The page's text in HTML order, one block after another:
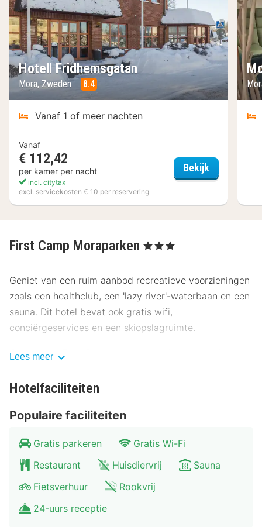
Hotell Fridhemsgatan
Mora, Zweden 8.4
Vanaf 1 of meer nachten
Vanaf
€ 112,42
per kamer per nacht
incl. citytax
excl. servicekosten € 10 per reservering
Bekijk
First Camp Moraparken , 3 Sterren
Geniet van een ruim aanbod recreatieve voorzieningen
zoals een healthclub, een 'lazy river'-waterbaan en een
sauna. Dit hotel bevat ook gratis wifi,
conciërgeservices en een skiopslagruimte.
Gasten van First Camp Moraparken kunnen genieten
snackbar/deli. Maak kennis met andere gasten tijdens
af met een drankje in een bar/lounge. Dagelijks kun je
Hotelstars Union kent in Zweden een officiële
sterrenclassificatie toe. Deze accommodatie heeft 3
stars toegekend gekregen.
Enkele van de voorzieningen zijn een computerstation,
Lees meer
Hotelfaciliteiten
Populaire faciliteiten
Gratis parkeren
Gratis Wi-Fi
Restaurant
Huisdiervrij
Sauna
Fietsverhuur
Rookvrij
24-uurs receptie